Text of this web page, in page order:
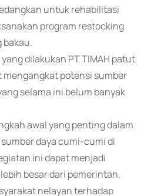
untuk rehabilitasi
program restocking
dilakukan PT TIMAH patut
potensi sumber
selama ini belum banyak
awal yang penting dalam
daya cumi-cumi di
ini dapat menjadi
besar dari pemerintah,
nelayan terhadap